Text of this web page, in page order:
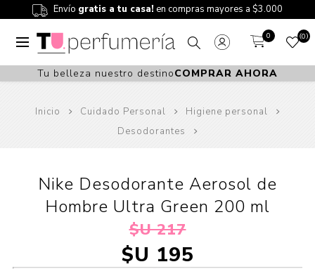
Envío gratis a tu casa! en compras mayores a $3.000
0 0
Tu belleza nuestro destinoCOMPRAR AHORA
Inicio Cuidado Personal
Higiene personal
Desodorantes
Nike Desodorante Aerosol de
Hombre Ultra Green 200 ml
$U 217
$U 195